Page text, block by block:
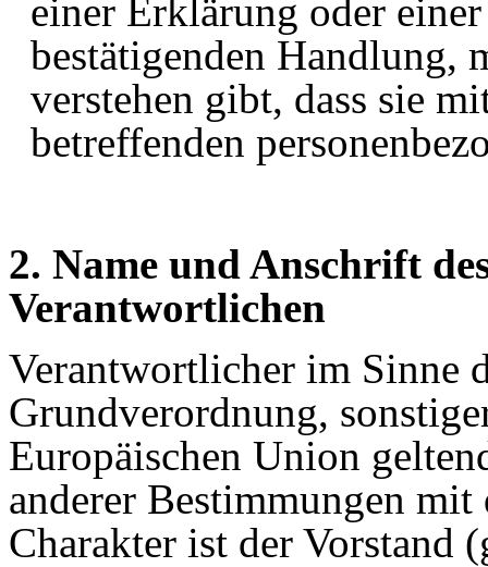
einer Erklärung oder
bestätigenden Handlung,
verstehen gibt, dass sie
betreffenden
2. Name und Anschrift
Verantwortlichen
Verantwortlicher im Sinne
Grundverordnung,
Europäischen Union
anderer Bestimmungen
Charakter ist der Vorstand